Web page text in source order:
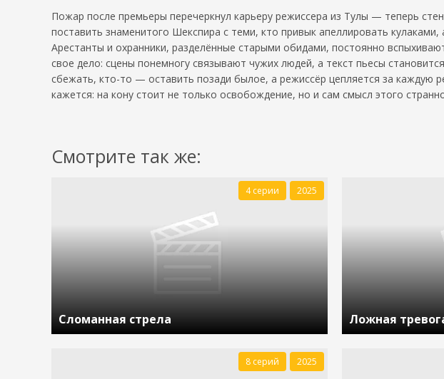
Пожар после премьеры перечеркнул карьеру режиссера из Тулы — теперь
поставить знаменитого Шекспира с теми, кто привык апеллировать
Арестанты и охранники, разделённые старыми обидами, постоянно
свое дело: сцены понемногу связывают чужих людей, а текст пьесы
сбежать, кто-то — оставить позади былое, а режиссёр цепляется за
кажется: на кону стоит не только освобождение, но и сам смысл этого
Смотрите так же:
Сломанная стрела
4 серии 2025
Ложная
8 серий 2025